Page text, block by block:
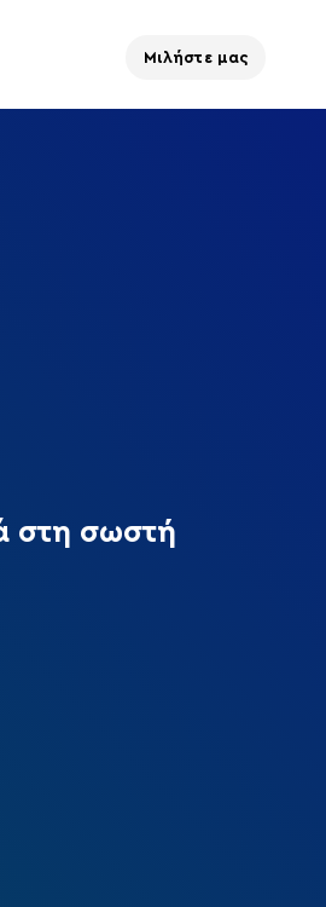
Μιλήστε μας
στη σωστή